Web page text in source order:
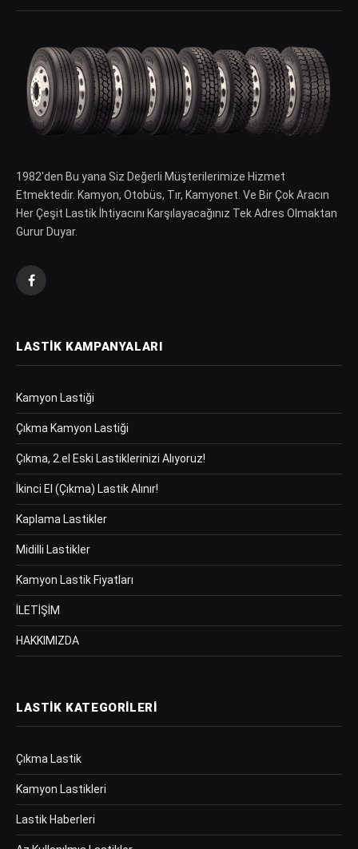
1982′den Bu yana Siz Değerli Müşterilerimize Hizmet
Etmektedir. Kamyon, Otobüs, Tır, Kamyonet. Ve Bir Çok Aracın
Her Çeşit Lastik İhtiyacını Karşılayacağınız Tek Adres Olmaktan
Gurur Duyar.
Facebook
LASTIK KAMPANYALARI
Kamyon Lastiği
Çıkma Kamyon Lastiği
Çıkma, 2.el Eski Lastiklerinizi Alıyoruz!
İkinci El (Çıkma) Lastik Alınır!
Kaplama Lastikler
Midilli Lastikler
Kamyon Lastik Fiyatları
İLETİŞİM
HAKKIMIZDA
LASTIK KATEGORILERI
Çıkma Lastik
Kamyon Lastikleri
Lastik Haberleri